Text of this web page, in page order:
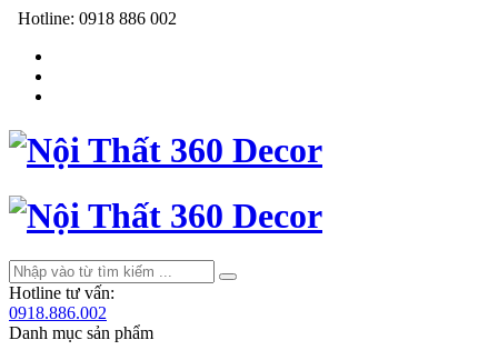
Hotline: 0918 886 002
Hotline tư vấn:
0918.886.002
Danh mục sản phẩm